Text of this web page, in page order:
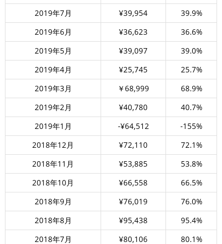
2019年7月
¥39,954
39.9%
2019年6月
¥36,623
36.6%
2019年5月
¥39,097
39.0%
2019年4月
¥25,745
25.7%
2019年3月
￥68,999
68.9%
2019年2月
¥40,780
40.7%
2019年1月
-¥64,512
-155%
2018年12月
¥72,110
72.1%
2018年11月
¥53,885
53.8%
2018年10月
¥66,558
66.5%
2018年9月
¥76,019
76.0%
2018年8月
¥95,438
95.4%
2018年7月
¥80,106 80.1%